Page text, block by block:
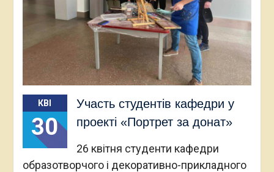
КВІ
30
Участь студентів кафедри у
проекті «Портрет за донат»
26 квітня студенти кафедри
образотворчого і декоративно-прикладного